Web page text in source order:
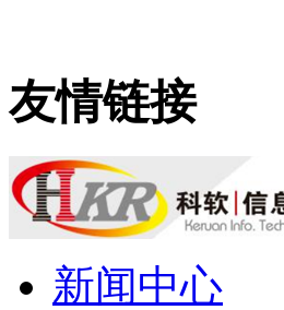
友情链接
新闻中心